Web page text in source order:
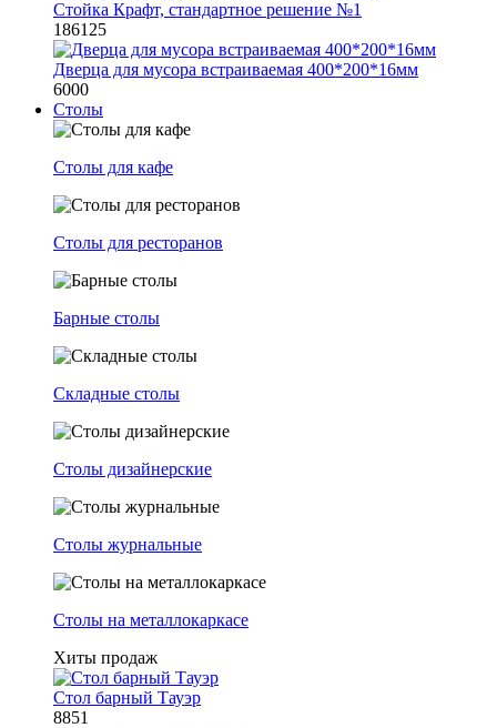
Стойка Крафт, стандартное решение №1
186125
Дверца для мусора встраиваемая 400*200*16мм
6000
Столы
Столы для кафе
Столы для ресторанов
Барные столы
Складные столы
Столы дизайнерские
Столы журнальные
Столы на металлокаркасе
Хиты продаж
Стол барный Тауэр
8851